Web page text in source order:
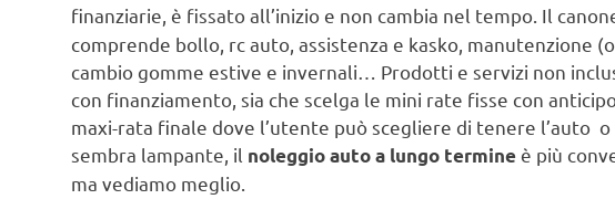
finanziarie, è fissato all’inizio e non cambia nel tempo. Il
comprende bollo, rc auto, assistenza e kasko, manutenzione
cambio gomme estive e invernali… Prodotti e servizi non
con finanziamento, sia che scelga le mini rate fisse con
maxi-rata finale dove l’utente può scegliere di tenere l’auto
sembra lampante, il noleggio auto a lungo termine è più
ma vediamo meglio.